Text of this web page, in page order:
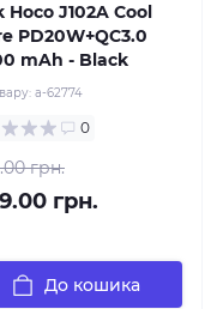
Hoco J102A Cool
PD20W+QC3.0
mAh - Black
a-62774
0
грн.
грн.
До кошика